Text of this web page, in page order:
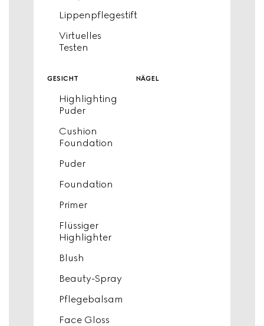
Lippenpflegestift
Virtuelles
Testen
gesicht
Highlighting
Puder
Cushion
Foundation
Puder
Foundation
Primer
Flüssiger
Highlighter
Blush
Beauty-Spray
Pflegebalsam
Face Gloss
nägel